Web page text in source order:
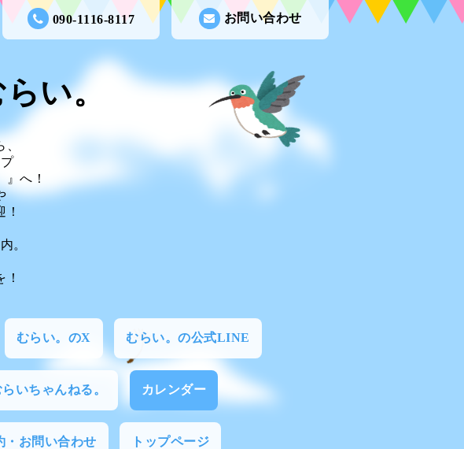
お問い合わせ
090-1116-8117
い。
』へ！
。
むらい。のX むらい。の公式LINE
いちゃんねる。 カレンダー
・お問い合わせ トップページ